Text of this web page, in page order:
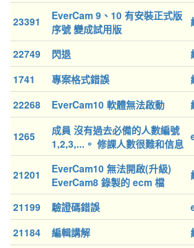
23391
EverCam 9、10 有安裝正式版
序號 變成試用版
22749 閃退
1741
專案格式錯誤
22268
EverCam10 軟體無法啟動
1265
成員 沒有過去必備的人數編號
1,2,3,...。 修課人數很難和信息
網比對人數，造成確認困難的
失誤。
21201
EverCam10 無法開啟(升級)
EverCam8 錄製的 ecm 檔
21199 驗證碼錯誤
21184
編輯講解